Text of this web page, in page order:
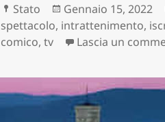
Formato
Stato
Scritto
il
Gennaio 15, 2022
spettacolo, intrattenimento,
comico,tv Lascia un